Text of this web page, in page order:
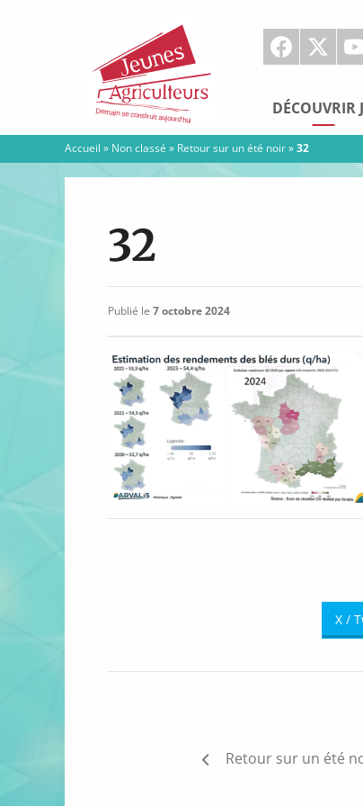
Agriculteurs
DÉCOUVRIR
Accueil » Non classé » Retour sur un été noir»32
32
Publié le 7 octobre 2024
X /
NavigationRetour sur un été